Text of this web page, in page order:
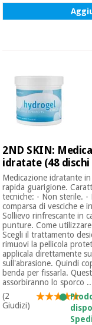
Ortopedia
Armadi
sanitari
Veterinario
Ortopedia
Strumenti
chirurgici
(liquidazione)
2ND SKIN:
idratate (48 dischi
Medicazione idratante
rapida guarigione.
tecniche: - Non sterile. -
comparsa di vesciche e
Sollievo rinfrescante in
punture. Come
Scegli il trattamento
rimuovi la pellicola
applicala direttamente
sull'abrasione. Quindi
benda per fissarla.
assorbiranno lo sporco
(2
Giudizi)